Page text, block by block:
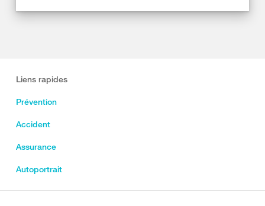
Liens rapides
Prévention
Accident
Assurance
Autoportrait